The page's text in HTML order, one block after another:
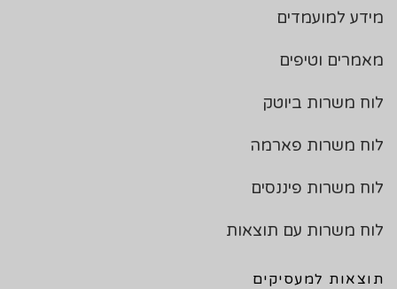
מידע למועמדים
מאמרים וטיפים
לוח משרות ביוטק
לוח משרות פארמה
לוח משרות פיננסים
לוח משרות עם תוצאות
תוצאות למעסיקים